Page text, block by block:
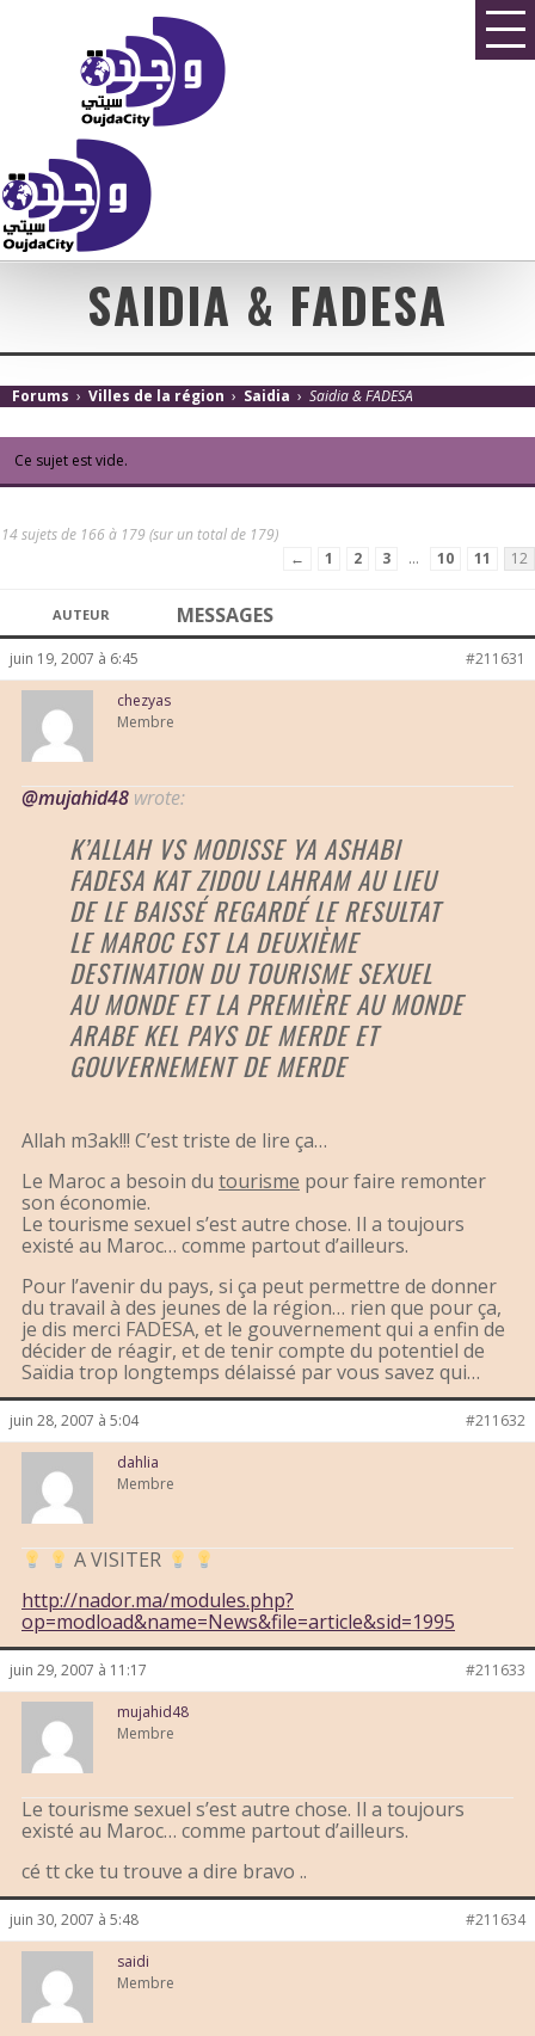
SAIDIA & FADESA
Forums › Villes de la région › Saidia › Saidia & FADESA
Ce sujet est vide.
14 sujets de 166 à 179 (sur un total de 179)
←
1 2 3 … 10 11 12
AUTEUR MESSAGES
juin 19, 2007 à 6:45 #211631
chezyas
Membre
@mujahid48 wrote:
K’ALLAH VS MODISSE YA ASHABI
FADESA KAT ZIDOU LAHRAM AU LIEU
DE LE BAISSÉ REGARDÉ LE RESULTAT
LE MAROC EST LA DEUXIÈME
DESTINATION DU TOURISME SEXUEL
AU MONDE ET LA PREMIÈRE AU MONDE
ARABE KEL PAYS DE MERDE ET
GOUVERNEMENT DE MERDE
Allah m3ak!!! C’est triste de lire ça…
Le Maroc a besoin du tourisme pour faire remonter
son économie.
Le tourisme sexuel s’est autre chose. Il a toujours
existé au Maroc… comme partout d’ailleurs.
Pour l’avenir du pays, si ça peut permettre de donner
du travail à des jeunes de la région… rien que pour ça,
je dis merci FADESA, et le gouvernement qui a enfin de
décider de réagir, et de tenir compte du potentiel de
Saïdia trop longtemps délaissé par vous savez qui…
juin 28, 2007 à 5:04 #211632
dahlia
Membre
A VISITER
http://nador.ma/modules.php?
op=modload&name=News&file=article&sid=1995
juin 29, 2007 à 11:17 #211633
mujahid48
Membre
Le tourisme sexuel s’est autre chose. Il a toujours
existé au Maroc… comme partout d’ailleurs.
cé tt cke tu trouve a dire bravo ..
juin 30, 2007 à 5:48 #211634
saidi
Membre